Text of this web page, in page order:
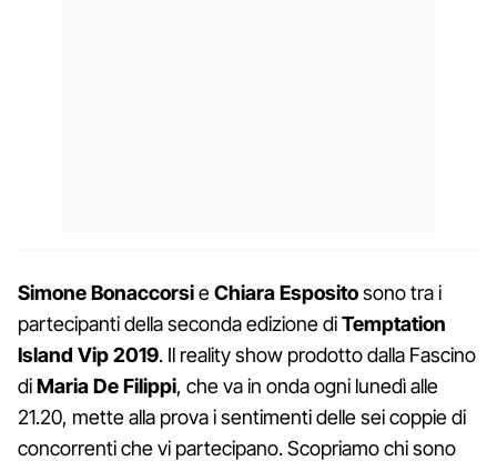
Simone BonaccorsieChiara Espositosono tra i
partecipanti della seconda edizione diTemptation
Island Vip 2019. Il reality show prodotto dalla Fascino
diMaria De Filippi, che va in onda ogni lunedì alle
21.20, mette alla prova i sentimenti delle sei coppie di
concorrenti che vi partecipano. Scopriamo chi sono